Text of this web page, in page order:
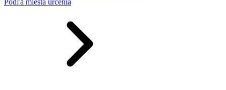
Podľa miesta určenia